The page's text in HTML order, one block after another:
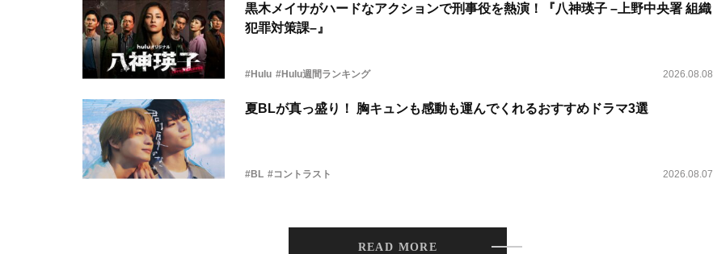
黒木メイサがハードなアクションで刑事役を熱演！『八神瑛子 –上野中央署 組織
犯罪対策課–』
#Hulu #Hulu週間ランキング 2026.08.08
夏BLが真っ盛り！ 胸キュンも感動も運んでくれるおすすめドラマ3選
#BL #コントラスト 2026.08.07
READ MORE